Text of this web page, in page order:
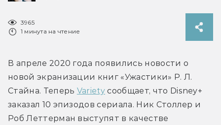
3965
1 минута на чтение
В апреле 2020 года появились новости о
новой экранизации книг «Ужастики» Р. Л.
Стайна. Теперь Variety сообщает, что Disney+
заказал 10 эпизодов сериала. Ник Столлер и
Роб Леттерман выступят в качестве